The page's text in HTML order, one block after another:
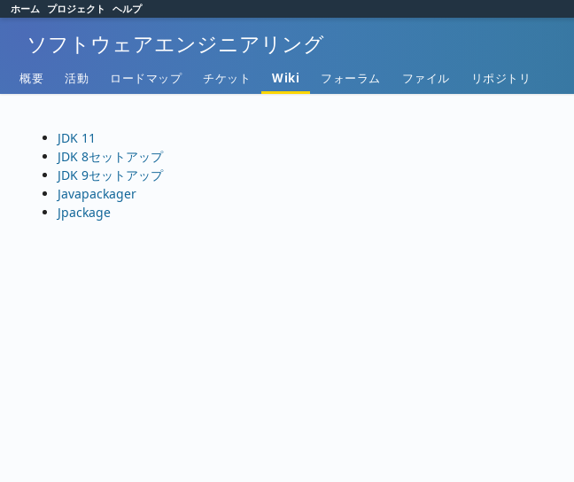
ホーム プロジェクト ヘルプ
ソフトウェアエンジニアリング
概要 活動 ロードマップ チケット Wiki フォーラム ファイル リポジトリ
JDK 11
JDK 8セットアップ
JDK 9セットアップ
Javapackager
Jpackage